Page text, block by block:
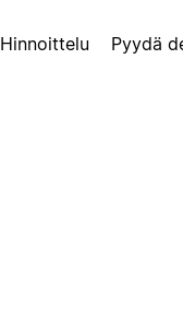
Hinnoittelu Pyydä